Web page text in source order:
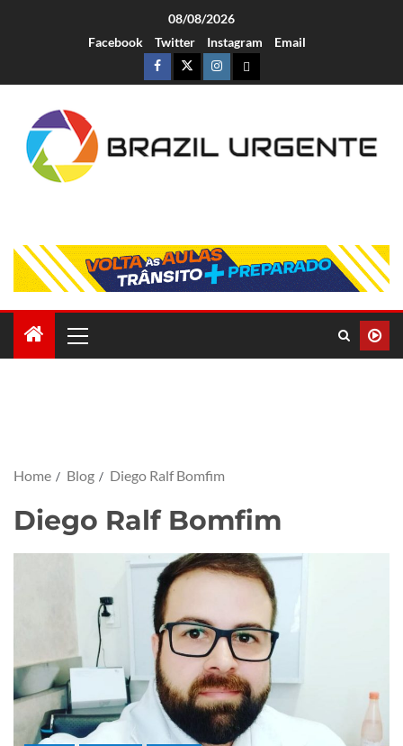
08/08/2026
Facebook
Twitter Instagram Email
Home Blog Diego Ralf Bomfim
Diego Ralf Bomfim